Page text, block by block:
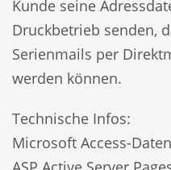
Kunde seine
Druckbetrieb senden,
Serienmails per
werden können.
Technische Infos:
Microsoft Access-